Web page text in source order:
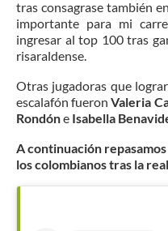
tras consagrase también
importante para mi
ingresar al top 100 tras
risaraldense.
Otras jugadoras que
escalafón fueronValeria
Rondóne Isabella
A continuación
los colombianos tras la